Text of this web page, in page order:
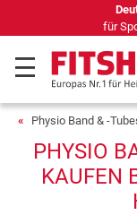
für
Physio Band & -
PHYSIO
KAUFEN